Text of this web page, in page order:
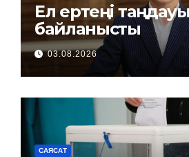
Ел ертеңі
байланысты
03.08.2026
САЯСАТ